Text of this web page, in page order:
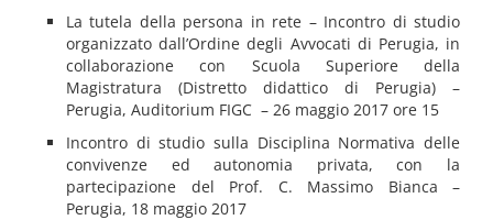
La tutela della persona in rete – Incontro di studio
organizzato dall’Ordine degli Avvocati di Perugia, in
collaborazione con Scuola Superiore della
Magistratura (Distretto didattico di Perugia) –
Perugia, Auditorium FIGC – 26 maggio 2017 ore 15
Incontro di studio sulla Disciplina Normativa delle
convivenze ed autonomia privata, con la
partecipazione del Prof. C. Massimo Bianca –
Perugia, 18 maggio 2017